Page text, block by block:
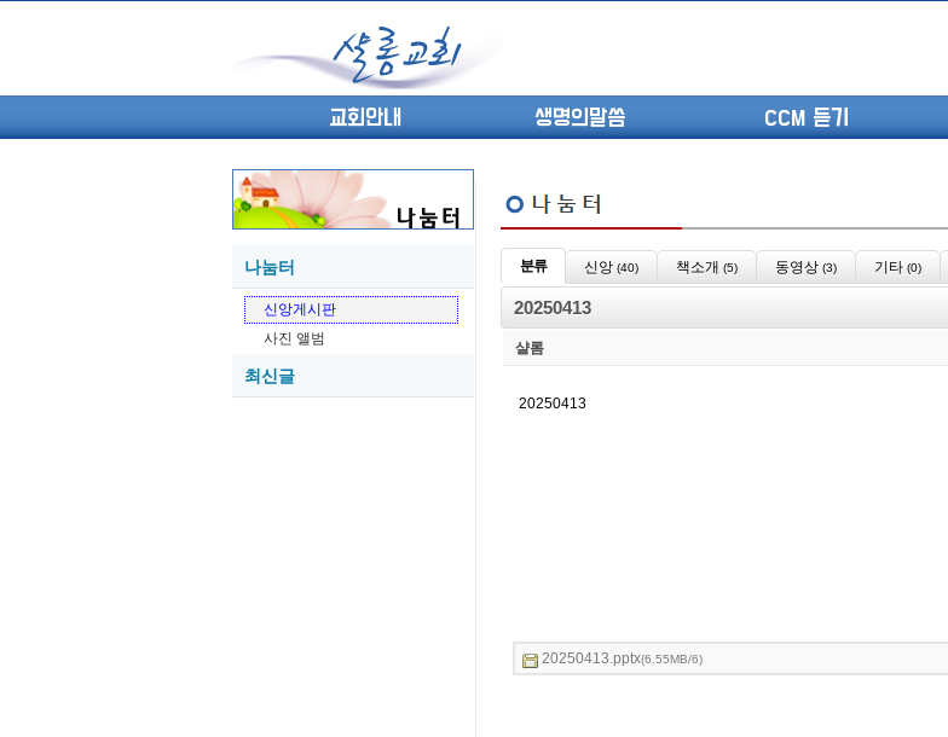
교회안내 생명의말씀 CCM 듣기
나눔터
신앙게시판
사진 앨범
최신글
05-27 (고린도전서13) 고전8:1-13 ...
05-26 (고린도전서12) 고전7:23-40 ...
05-21 (고린도전서11) 고전6:9-20 ...
05-20 (고린도전서9) 고전5:1-13 ...
분류 신앙 (40) 책소개 (5) 동영상 (3) 기타 (0)
20250413
샬롬
20250413
20250413.pptx(6.55MB/6)